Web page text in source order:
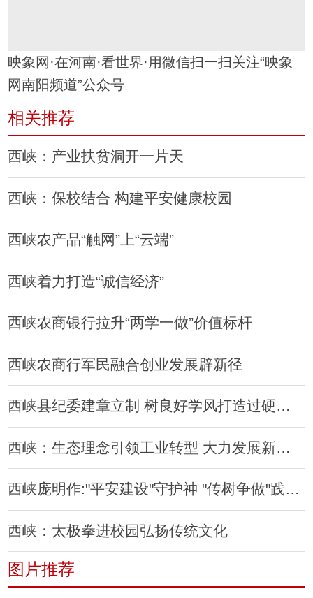
映象网·在河南·看世界·用微信扫一扫关注“映象
网南阳频道”公众号
相关推荐
西峡：产业扶贫洞开一片天
西峡：保校结合 构建平安健康校园
西峡农产品“触网”上“云端”
西峡着力打造“诚信经济”
西峡农商银行拉升“两学一做”价值标杆
西峡农商行军民融合创业发展辟新径
西峡县纪委建章立制 树良好学风打造过硬队伍
西峡：生态理念引领工业转型 大力发展新型工业
西峡庞明作:"平安建设"守护神 "传树争做"践行者
西峡：太极拳进校园弘扬传统文化
图片推荐